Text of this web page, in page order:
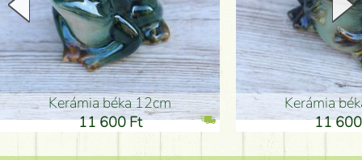
Kerámia béka 12cm
11 600 Ft
Kerámia
11